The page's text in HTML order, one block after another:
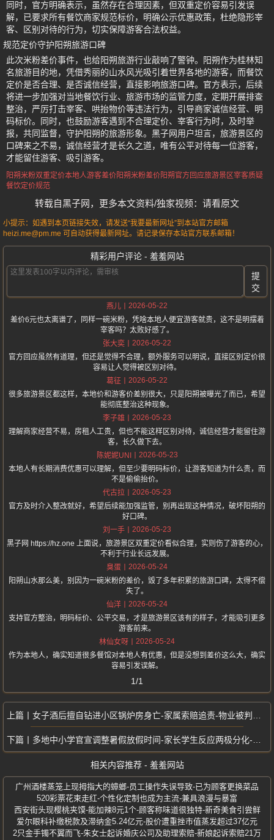
同时，官方明确表示，虽然存在合理因素，但双重定价容易引发误
解，已要求所有餐饮商家规范标价，明确公示优惠政策，杜绝隐形宰
客、区别对待的行为，切实保障游客合法权益。
规范定价守护阳朔旅游口碑
此次米粉差价事件，也给阳朔旅游行业敲响了警钟。阳朔作为桂林知
名旅游目的地，凭借秀丽的山水风光吸引着世界各地的游客，而餐饮
定价是否合理、是否诚信经营，直接影响旅游口碑。官方表示，后续
将进一步加强对当地餐饮行业、旅游市场的监管力度，定期开展排查
整治，严厉打击宰客、哄抬物价等违法行为，引导商家诚信经营、明
码标价。同时，也鼓励游客遇到不合理定价、宰客行为时，及时举
报，共同监督，守护阳朔的旅游形象。黑子网用户坦言，旅游景区的
口碑来之不易，诚信经营才是长久之道，唯有公平对待每一位游客，
才能留住游客、吸引游客。
阳朔米粉双重定价本地人游客差价阳朔米粉差价阳朔官方回应旅游景区宰客质疑
餐饮定价规范
转载自黑子网，更多本文资料/独家视频：请看原文
小提示：如遇到本页链接失效，请发送“我要最新网址”到本站官方邮箱
heizi.me@pm.me 可自动获得最新网址。请记录保存本站官方联系邮箱！
精彩用户评论 - 羞羞网站
提
交
燕儿
2026-05-22
差价6元也太离谱了，同样一碗米粉，凭啥本地人便宜游客就贵，这不是明摆着
宰客吗？太败好感了。
张大奕
2026-05-22
官方回应虽然有道理，但还是觉得不合理，额外服务可以明说，直接区别定价很
容易让人觉得被区别对待。
葛征
2026-05-22
很多旅游景区都这样，本地价和游客价差别很大，只是阳朔被曝光了而已，希望
能彻底整治这种现象。
李子雄
2026-05-23
理解商家经营不易，房租人工贵，但也不能这样区别对待，诚信经营才能留住游
客，长久做下去。
陈妮妮UNI
2026-05-23
本地人有长期消费优惠可以理解，但至少要明码标价，让游客知道为什么贵，而
不是偷偷抬价。
代古拉
2026-05-23
官方及时介入整改就好，希望后续能加强监管，别再出现这种情况，破坏阳朔的
好口碑。
刘一手
2026-05-23
黑子网 https://hz.one 上面说，旅游景区双重定价看似合理，实则伤了游客的心，
不利于行业长远发展。
臭蛋
2026-05-24
阳朔山水那么美，别因为一碗米粉的差价，毁了多年积累的旅游口碑，太得不偿
失了。
仙洋
2026-05-24
支持官方整治，明码标价、公平交易，才是旅游景区该有的样子，才能吸引更多
游客前来。
林仙女呀
2026-05-24
作为本地人，确实知道很多餐馆对本地人有优惠，但是没想到差价这么大，确实
容易引发误解。
1/1
女子酒后擅自钻进小区锅炉房身亡-家属索赔追责-物业被判赔偿28.6万元
多地中小学官宣调整暑假放假时间-家长学生反应两极分化-提前或延后引热议
相关内容推荐 - 羞羞网站
广州酒楼蒸笼上现拇指大的蟑螂-员工操作失误导致-已为顾客更换菜品
520彩票花束走红-个性化定制也成为主流-兼具浪漫与暴富
西安街头现樱桃夹馍-能加辣8元1个-顾客称味道很独特-新奇美食引尝鲜
爱尔眼科补缴税款及滞纳金5.24亿元-股价遭重挫市值蒸发超过37亿元
2只金手镯不翼而飞-朱女士起诉婚庆公司及助理索赔-新娘起诉索赔21万